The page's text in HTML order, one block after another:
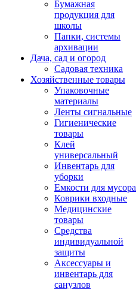
Бумажная
продукция для
школы
Папки, системы
архивации
Дача, сад и огород
Садовая техника
Хозяйственные товары
Упаковочные
материалы
Ленты сигнальные
Гигиенические
товары
Клей
универсальный
Инвентарь для
уборки
Емкости для мусора
Коврики входные
Медицинские
товары
Средства
индивидуальной
защиты
Аксессуары и
инвентарь для
санузлов